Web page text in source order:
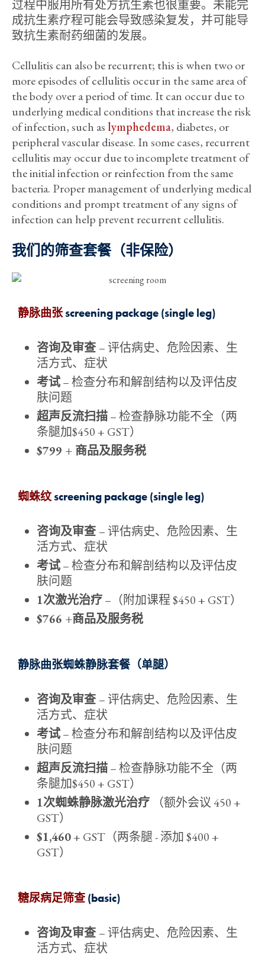
过程中服用所有处方抗生素也很重要。未能完
成抗生素疗程可能会导致感染复发，并可能导
致抗生素耐药细菌的发展。
Cellulitis can also be recurrent; this is when two or
more episodes of cellulitis occur in the same area of
the body over a period of time. It can occur due to
underlying medical conditions that increase the risk
of infection, such as lymphedema, diabetes, or
peripheral vascular disease. In some cases, recurrent
cellulitis may occur due to incomplete treatment of
the initial infection or reinfection from the same
bacteria. Proper management of underlying medical
conditions and prompt treatment of any signs of
infection can help prevent recurrent cellulitis.
我们的筛查套餐（非保险）
静脉曲张screening package (single leg)
咨询及审查 – 评估病史、危险因素、生
活方式、症状
考试– 检查分布和解剖结构以及评估皮
肤问题
超声反流扫描– 检查静脉功能不全（两
条腿加$450 + GST）
$799 + 商品及服务税
蜘蛛纹screening package (single leg)
咨询及审查 – 评估病史、危险因素、生
活方式、症状
考试– 检查分布和解剖结构以及评估皮
肤问题
1次激光治疗–（附加课程 $450 + GST）
$766 +商品及服务税
静脉曲张蜘蛛静脉套餐（单腿）
咨询及审查 – 评估病史、危险因素、生
活方式、症状
考试– 检查分布和解剖结构以及评估皮
肤问题
超声反流扫描– 检查静脉功能不全（两
条腿加$450 + GST）
1次蜘蛛静脉激光治疗 （额外会议 450 +
GST）
$1,460+ GST（两条腿 - 添加 $400 +
GST）
糖尿病足筛查(basic)
咨询及审查 – 评估病史、危险因素、生
活方式、症状